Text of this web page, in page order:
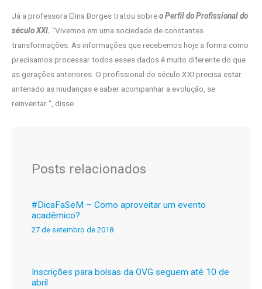
Já a professora Elina Borges tratou sobreo Perfil do Profissional do
século XXI. “Vivemos em uma sociedade de constantes
transformações. As informações que recebemos hoje a forma como
precisamos processar todos esses dados é muito diferente do que
as gerações anteriores. O profissional do século XXI precisa estar
antenado as mudanças e saber acompanhar a evolução, se
reinventar “, disse.
Posts relacionados
#DicaFaSeM – Como aproveitar um evento
acadêmico?
27 de setembro de 2018
Inscrições para bolsas da OVG seguem até 10 de
abril